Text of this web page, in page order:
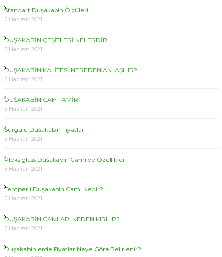
Standart Duşakabin Ölçüleri
5 Haziran 2021
DUŞAKABİN ÇEŞİTLERİ NELERDİR
5 Haziran 2021
DUŞAKABİN KALİTESİ NEREDEN ANLAŞILIR?
5 Haziran 2021
DUŞAKABİN CAM TAMİRİ
5 Haziran 2021
Sürgülü Duşakabin Fiyatları
5 Haziran 2021
Pleksiglass Duşakabin Camı ve Özellikleri
5 Haziran 2021
Temperli Duşakabin Camı Nedir?
5 Haziran 2021
DUŞAKABİN CAMLARI NEDEN KIRILIR?
5 Haziran 2021
Duşakabinlerde Fiyatlar Neye Göre Belirlenir?